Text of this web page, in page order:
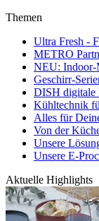
Themen
Ultra Fresh -
METRO
NEU: Indoor-
Geschirr-
DISH digitale
Kühltechnik
Alles für
Von der
Unsere
Unsere E-
Aktuelle Highlights